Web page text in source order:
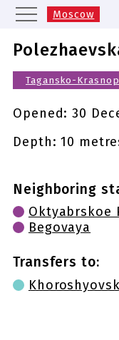
Moscow
Kazan
Novosibirsk
Same
Tagansko-
Opened:30
Depth: 10
Neighboring
Oktyabrskoe
Begovaya
Transfers to: